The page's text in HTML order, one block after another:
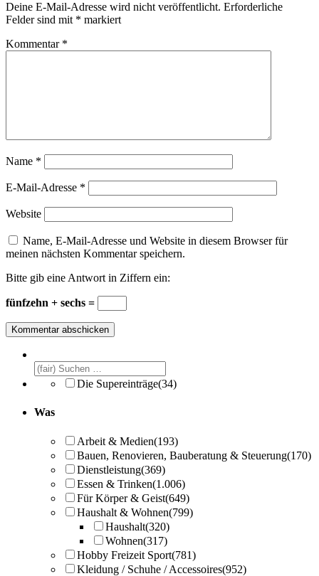
Deine E-Mail-Adresse wird nicht veröffentlicht. Erforderliche
Felder sind mit * markiert
Kommentar *
Name *
E-Mail-Adresse *
Website
Name, E-Mail-Adresse und Website in diesem Browser für
meinen nächsten Kommentar speichern.
Bitte gib eine Antwort in Ziffern ein:
fünfzehn + sechs =
Die Supereinträge(34)
Was
Arbeit & Medien(193)
Bauen, Renovieren, Bauberatung & Steuerung(170)
Dienstleistung(369)
Essen & Trinken(1.006)
Für Körper & Geist(649)
Haushalt & Wohnen(799)
Haushalt(320)
Wohnen(317)
Hobby Freizeit Sport(781)
Kleidung / Schuhe / Accessoires(952)